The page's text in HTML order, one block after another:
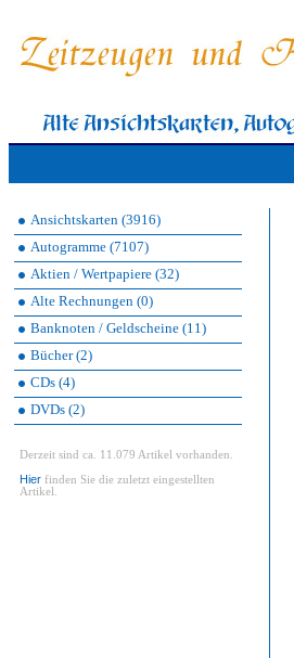
Ansichtskarten (3916)
Autogramme (7107)
Aktien / Wertpapiere (32)
Alte Rechnungen (0)
Banknoten / Geldscheine (11)
Bücher (2)
CDs (4)
DVDs (2)
Derzeit sind ca. 11.079 Artikel vorhanden.
Hier finden Sie die zuletzt eingestellten
Artikel.